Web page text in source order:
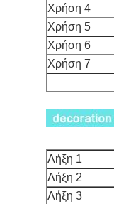
Χρήση 4
Χρήση 5
Χρήση 6
Χρήση 7
Λήξη 1
Λήξη 2
Λήξη 3